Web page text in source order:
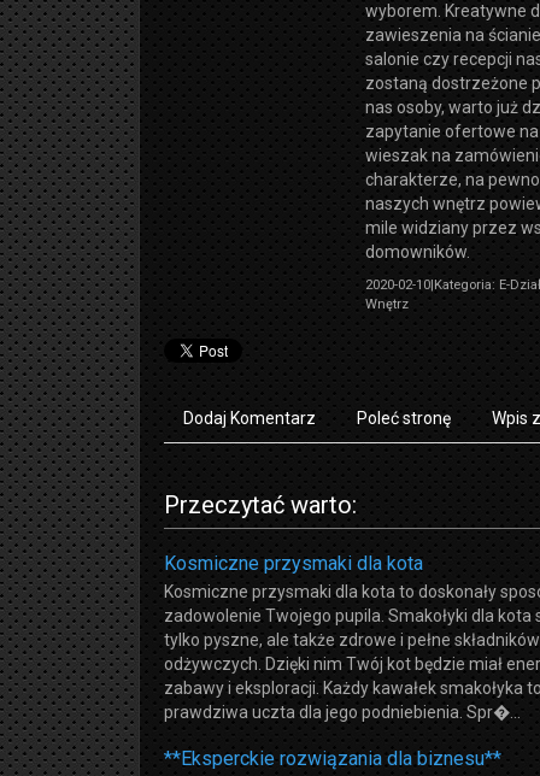
wyborem. Kreatywne
zawieszenia na
salonie czy recepcji
zostaną dostrzeżone
nas osoby, warto już
zapytanie ofertowe
wieszak na
charakterze, na
naszych wnętrz
mile widziany przez
domowników.
2020-02-10 Kategoria: E-
Wnętrz
Dodaj Komentarz Poleć stronę Wpis
Przeczytać warto:
Kosmiczne przysmaki dla kota
Kosmiczne przysmaki dla kota to doskonały
zadowolenie Twojego pupila. Smakołyki dla kota
tylko pyszne, ale także zdrowe i pełne składników
odżywczych. Dzięki nim Twój kot będzie miał
zabawy i eksploracji. Każdy kawałek smakołyka
prawdziwa uczta dla jego podniebienia. Spr�...
**Eksperckie rozwiązania dla biznesu**